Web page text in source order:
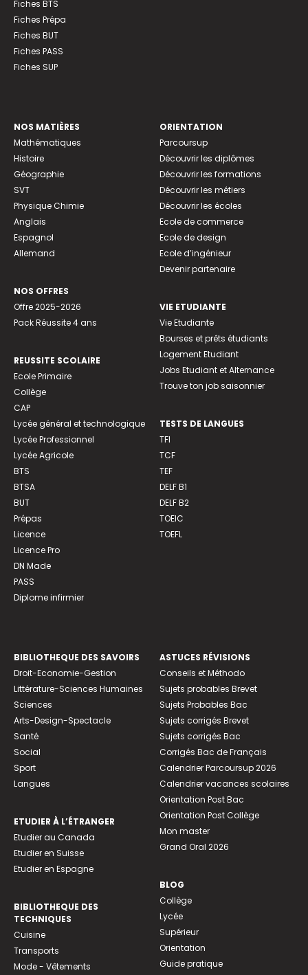
Fiches BTS
Fiches Prépa
Fiches BUT
Fiches PASS
Fiches SUP
NOS MATIÈRES
Mathématiques
Histoire
Géographie
SVT
Physique Chimie
Anglais
Espagnol
Allemand
NOS OFFRES
Offre 2025-2026
Pack Réussite 4 ans
REUSSITE SCOLAIRE
Ecole Primaire
Collège
CAP
Lycée général et technologique
Lycée Professionnel
Lycée Agricole
BTS
BTSA
BUT
Prépas
Licence
Licence Pro
DN Made
PASS
Diplome infirmier
ORIENTATION
Parcoursup
Découvrir les diplômes
Découvrir les formations
Découvrir les métiers
Découvrir les écoles
Ecole de commerce
Ecole de design
Ecole d’ingénieur
Devenir partenaire
VIE ETUDIANTE
Vie Etudiante
Bourses et prêts étudiants
Logement Etudiant
Jobs Etudiant et Alternance
Trouve ton job saisonnier
TESTS DE LANGUES
TFI
TCF
TEF
DELF B1
DELF B2
TOEIC
TOEFL
BIBLIOTHEQUE DES SAVOIRS
Droit-Economie-Gestion
Littérature-Sciences Humaines
Sciences
Arts-Design-Spectacle
Santé
Social
Sport
Langues
ETUDIER À L’ÉTRANGER
Etudier au Canada
Etudier en Suisse
Etudier en Espagne
BIBLIOTHEQUE DES
TECHNIQUES
Cuisine
Transports
Mode - Vêtements
ASTUCES RÉVISIONS
Conseils et Méthodo
Sujets probables Brevet
Sujets Probables Bac
Sujets corrigés Brevet
Sujets corrigés Bac
Corrigés Bac de Français
Calendrier Parcoursup 2026
Calendrier vacances scolaires
Orientation Post Bac
Orientation Post Collège
Mon master
Grand Oral 2026
BLOG
Collège
Lycée
Supérieur
Orientation
Guide pratique